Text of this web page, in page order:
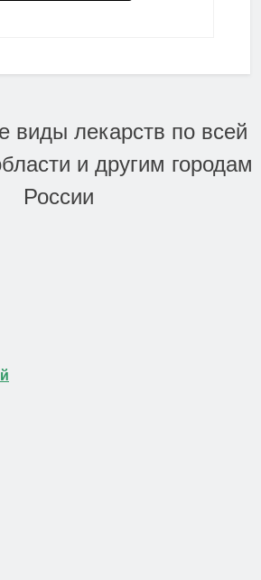
виды лекарств по всей
и другим городам
России